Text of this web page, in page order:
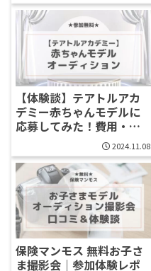
【体験談】テアトルアカ
デミー赤ちゃんモデルに
応募してみた！費用・流
れ・合格率まとめ 2024.11.08
保険マンモス 無料お子さ
ま撮影会｜参加体験レポ